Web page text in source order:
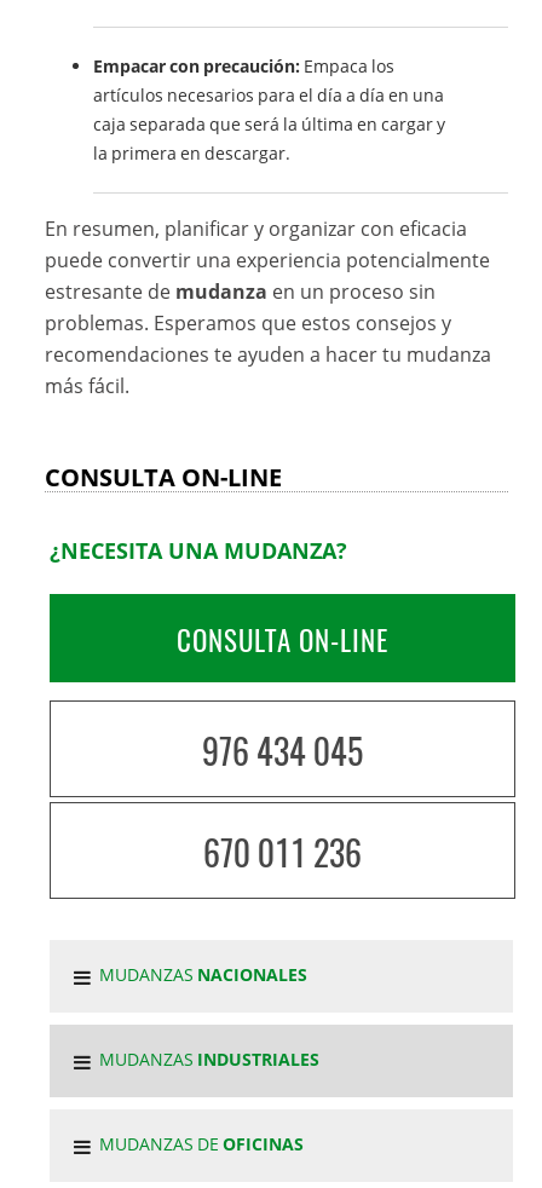
Empacar con precaución: Empaca los
artículos necesarios para el día a día en una
caja separada que será la última en cargar y
la primera en descargar.
En resumen, planificar y organizar con eficacia
puede convertir una experiencia potencialmente
estresante de mudanza en un proceso sin
problemas. Esperamos que estos consejos y
recomendaciones te ayuden a hacer tu mudanza
más fácil.
CONSULTA ON-LINE
¿NECESITA UNA MUDANZA?
CONSULTA ON-LINE
976 434 045
670 011 236
MUDANZAS NACIONALES
MUDANZAS INDUSTRIALES
MUDANZAS DEOFICINAS